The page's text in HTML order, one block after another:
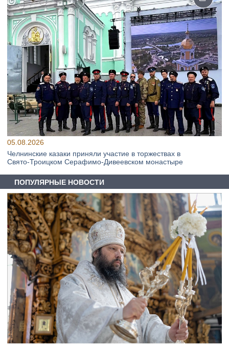
05.08.2026
Челнинские казаки приняли участие в торжествах в
Свято‑Троицком Серафимо‑Дивеевском монастыре
ПОПУЛЯРНЫЕ НОВОСТИ